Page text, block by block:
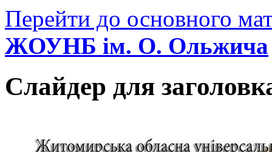
Перейти до основного
ЖОУНБ ім. О. Ольжича
Слайдер для